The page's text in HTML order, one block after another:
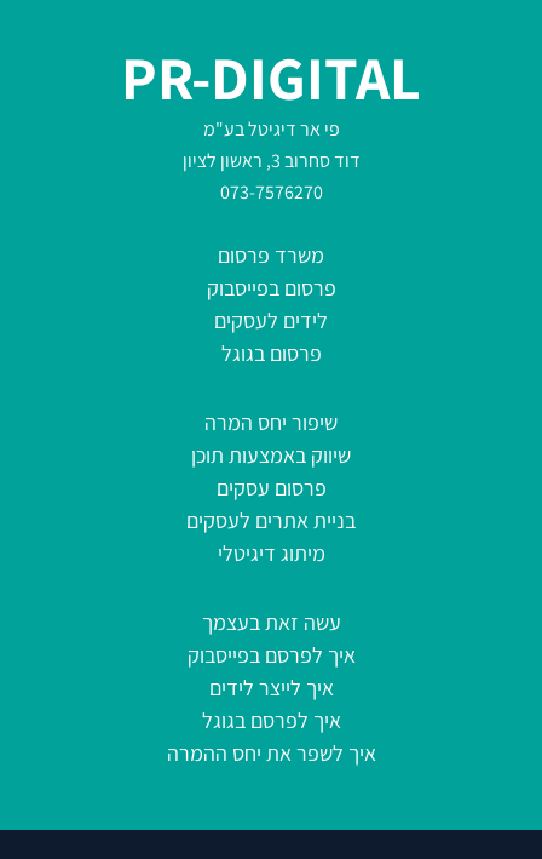
PR-DIGITAL
פי אר דיגיטל בע"מ
דוד סחרוב 3, ראשון לציון
073-7576270
משרד פרסום
פרסום בפייסבוק
לידים לעסקים
פרסום בגוגל
שיפור יחס המרה
שיווק באמצעות תוכן
פרסום עסקים
בניית אתרים לעסקים
מיתוג דיגיטלי
עשה זאת בעצמך
איך לפרסם בפייסבוק
איך לייצר לידים
איך לפרסם בגוגל
איך לשפר את יחס ההמרה